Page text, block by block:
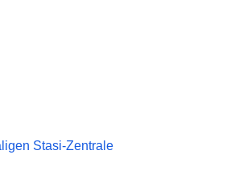
Stasi-Zentrale